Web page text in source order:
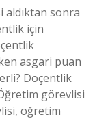
aldıktan sonra
için
asgari puan
Doçentlik
görevlisi
öğretim